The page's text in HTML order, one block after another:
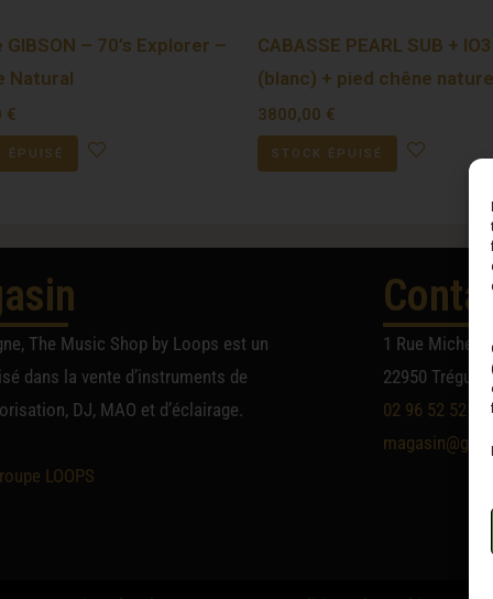
– 70’s Explorer –
Natural
€
ÉPUISÉ
CABASSE PEARL SUB + IO3
(blanc) + pied chêne
3800,00 €
STOCK ÉPUISÉ
The Music Shop by Loops est un
dans la vente d’instruments de
DJ, MAO et d’éclairage.
LOOPS
1 Rue Michel
22950
02 96 52 52 52